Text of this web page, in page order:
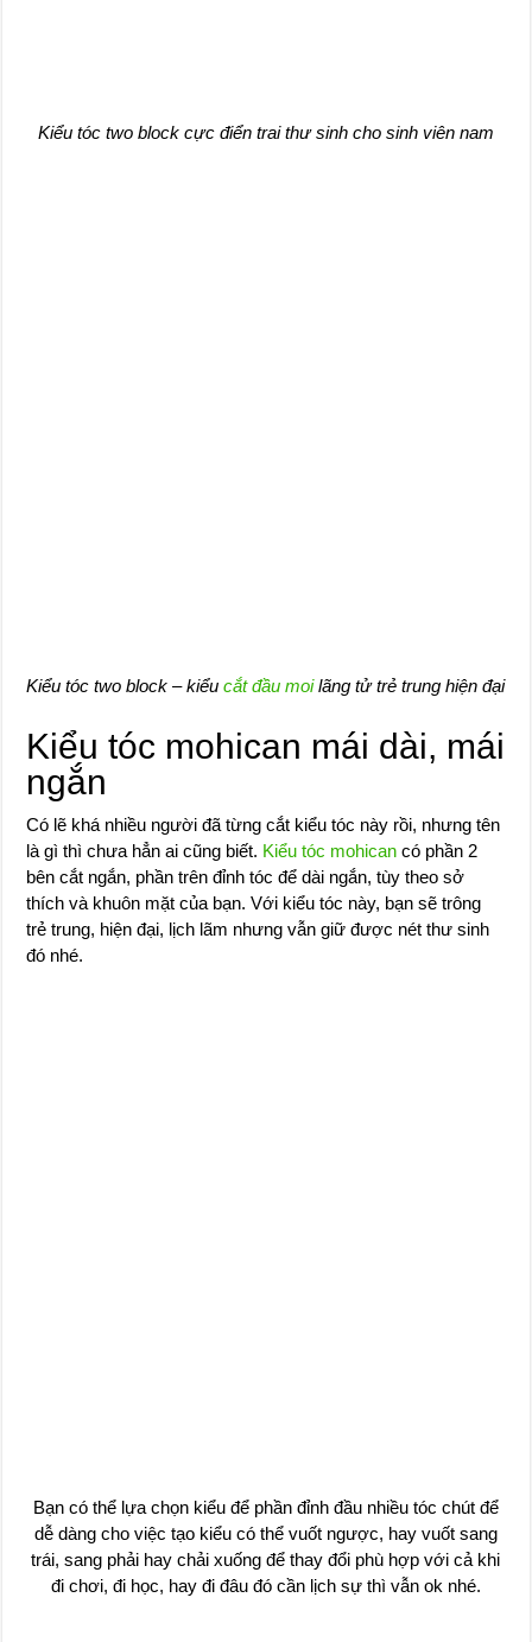
Kiểu tóc two block cực điển trai thư sinh cho sinh viên nam
Kiểu tóc two block – kiểucắt đầu moilãng tử trẻ trung hiện đại
Kiểu tóc mohican mái dài, mái
ngắn
Có lẽ khá nhiều người đã từng cắt kiểu tóc này rồi, nhưng tên
là gì thì chưa hẳn ai cũng biết. Kiểu tóc mohican có phần 2
bên cắt ngắn, phần trên đỉnh tóc để dài ngắn, tùy theo sở
thích và khuôn mặt của bạn. Với kiểu tóc này, bạn sẽ trông
trẻ trung, hiện đại, lịch lãm nhưng vẫn giữ được nét thư sinh
đó nhé.
Bạn có thể lựa chọn kiểu để phần đỉnh đầu nhiều tóc chút để
dễ dàng cho việc tạo kiểu có thể vuốt ngược, hay vuốt sang
trái, sang phải hay chải xuống để thay đổi phù hợp với cả khi
đi chơi, đi học, hay đi đâu đó cần lịch sự thì vẫn ok nhé.